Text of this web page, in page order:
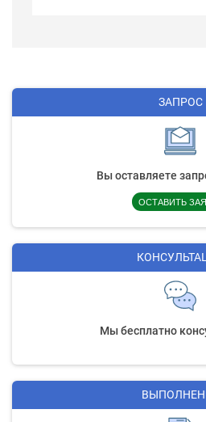
ЗАПРОС
Вы оставляете
ОСТАВИТЬ
Мы бесплатно